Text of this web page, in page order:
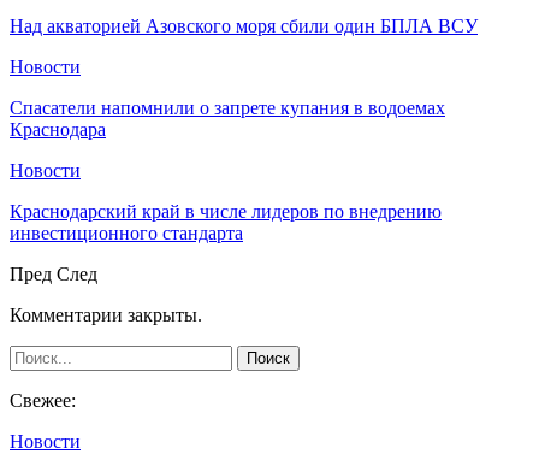
Над акваторией Азовского моря сбили один БПЛА ВСУ
Новости
Спасатели напомнили о запрете купания в водоемах
Краснодара
Новости
Краснодарский край в числе лидеров по внедрению
инвестиционного стандарта
Пред След
Комментарии закрыты.
Свежее:
Новости